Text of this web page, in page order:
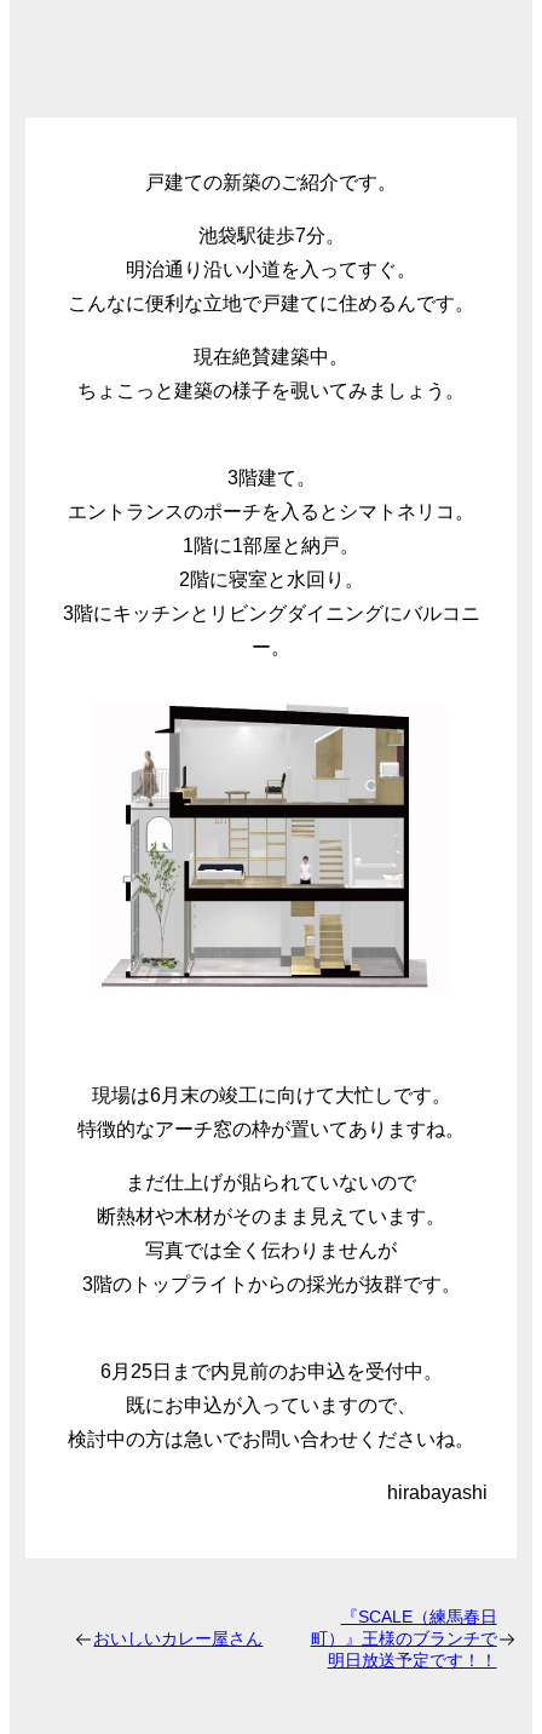
戸建ての新築のご紹介です。
池袋駅徒歩7分。
明治通り沿い小道を入ってすぐ。
こんなに便利な立地で戸建てに住めるんです。
現在絶賛建築中。
ちょこっと建築の様子を覗いてみましょう。
3階建て。
エントランスのポーチを入るとシマトネリコ。
1階に1部屋と納戸。
2階に寝室と水回り。
3階にキッチンとリビングダイニングにバルコニ
ー。
現場は6月末の竣工に向けて大忙しです。
特徴的なアーチ窓の枠が置いてありますね。
まだ仕上げが貼られていないので
断熱材や木材がそのまま見えています。
写真では全く伝わりませんが
3階のトップライトからの採光が抜群です。
6月25日まで内見前のお申込を受付中。
既にお申込が入っていますので、
検討中の方は急いでお問い合わせくださいね。
hirabayashi
おいしいカレー屋さん
『SCALE（練馬春日
町）』王様のブランチで
明日放送予定です！！